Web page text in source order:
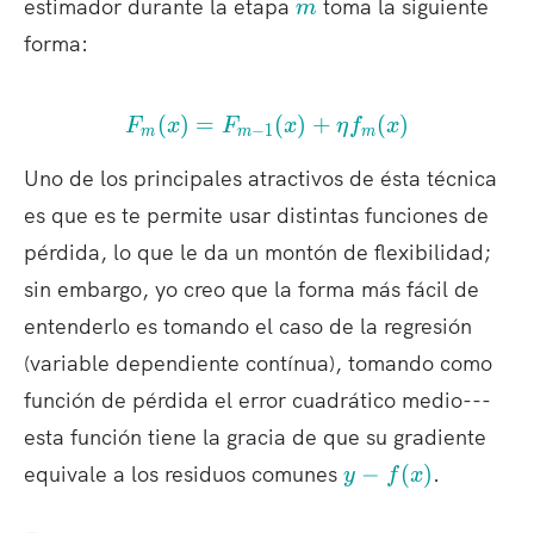
estimador durante la etapa m toma la siguiente
forma:
F_m(x) = F_{m-1}(x) +
Fm (x) = Fm−1(x) + η fm(x)
Uno de los principales atractivos de ésta técnica
es que es te permite usar distintas funciones de
pérdida, lo que le da un montón de flexibilidad;
sin embargo, yo creo que la forma más fácil de
entenderlo es tomando el caso de la regresión
(variable dependiente contínua), tomando como
función de pérdida el error cuadrático medio---
esta función tiene la gracia de que su gradiente
equivale a los residuos comunes y
y − f(x).